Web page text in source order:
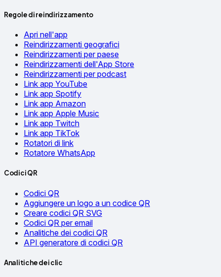
Regole di reindirizzamento
Apri nell'app
Reindirizzamenti geografici
Reindirizzamenti per paese
Reindirizzamenti dell'App Store
Reindirizzamenti per podcast
Link app YouTube
Link app Spotify
Link app Amazon
Link app Apple Music
Link app Twitch
Link app TikTok
Rotatori di link
Rotatore WhatsApp
Codici QR
Codici QR
Aggiungere un logo a un codice QR
Creare codici QR SVG
Codici QR per email
Analitiche dei codici QR
API generatore di codici QR
Analitiche dei clic